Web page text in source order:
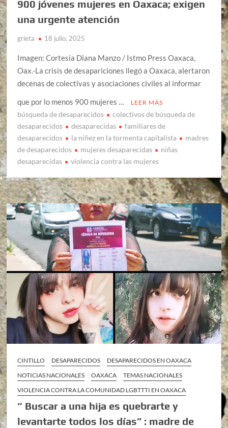
900 jóvenes mujeres en Oaxaca; exigen
una urgente atención
grieta 18 julio, 2025
Imagen: Cortesía Diana Manzo / Istmo Press Oaxaca,
Oax.-La crisis de desapariciones llegó a Oaxaca, alertaron
decenas de colectivas y asociaciones civiles al informar
que por lo menos 900 mujeres …
LEER MÁS
búsqueda de desaparecidos
colectivos de búsqueda de
desaparecidos
desaparecidas
familiares de
desaparecidos
la niñez en la tormenta capitalista
madres
de desaparecidos
mujeres desaparecidas
niñas
desaparecidas
violencia contra las mujeres
CINTILLO DESAPARECIDOS
DESAPARECIDOS EN OAXACA
NOTICIAS NACIONALES
OAXACA
TEMAS NACIONALES
VIOLENCIA CONTRA LA COMUNIDAD LGBTTTI EN OAXACA
“ Buscar a una hija es quebrarte y
levantarte todos los días” : madre de